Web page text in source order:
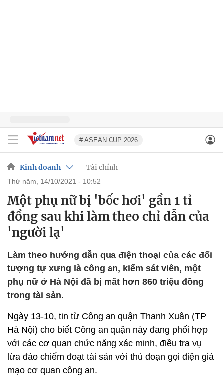
# ASEAN CUP 2026
Kinh doanh Tài chính
thứ năm, 14/10/2021 - 10:52
Một phụ nữ bị 'bốc hơi' gần 1 tỉ
đồng sau khi làm theo chỉ dẫn của
'người lạ'
Làm theo hướng dẫn qua điện thoại của các đối
tượng tự xưng là công an, kiểm sát viên, một
phụ nữ ở Hà Nội đã bị mất hơn 860 triệu đồng
trong tài sản.
Ngày 13-10, tin từ Công an quận Thanh Xuân (TP
Hà Nội) cho biết Công an quận này đang phối hợp
với các cơ quan chức năng xác minh, điều tra vụ
lừa đảo chiếm đoạt tài sản với thủ đoạn gọi điện giả
mạo cơ quan công an.